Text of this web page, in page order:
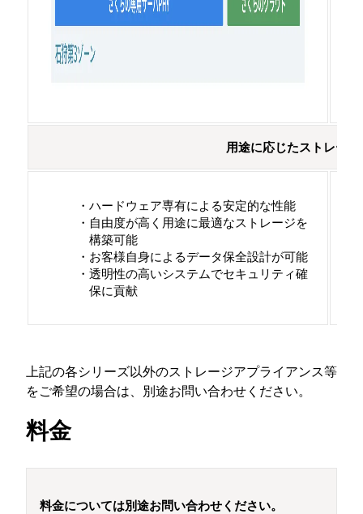
用途に応じたストレー
ハードウェア専有による安定的な性能
自由度が高く用途に最適なストレージを
構築可能
お客様自身によるデータ保全設計が可能
透明性の高いシステムでセキュリティ確
保に貢献
上記の各シリーズ以外のストレージアプライアンス等
をご希望の場合は、別途お問い合わせください。
料金
料金については別途お問い合わせください。